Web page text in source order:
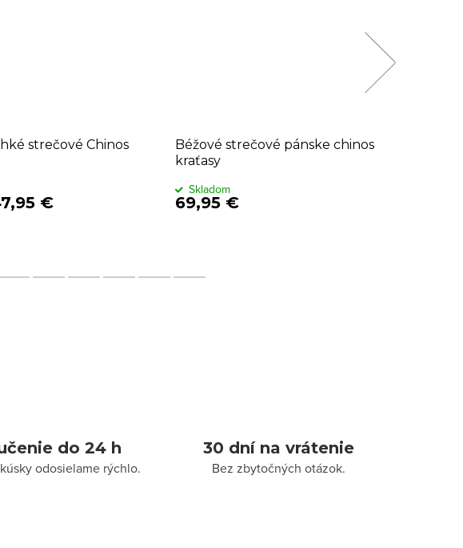
strečové Chinos
€
Béžové strečové pánske chinos
kraťasy
69,95 €
Skladom
do 24 h
odosielame rýchlo.
30 dní na vrátenie
Bez zbytočných otázok.